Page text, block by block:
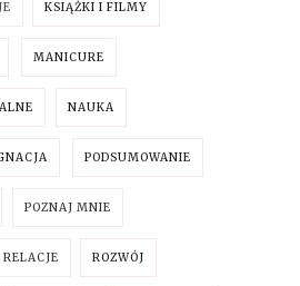
KSIĄŻKI I FILMY
MANICURE
NAUKA
PODSUMOWANIE
POZNAJ MNIE
RELACJE ROZWÓJ